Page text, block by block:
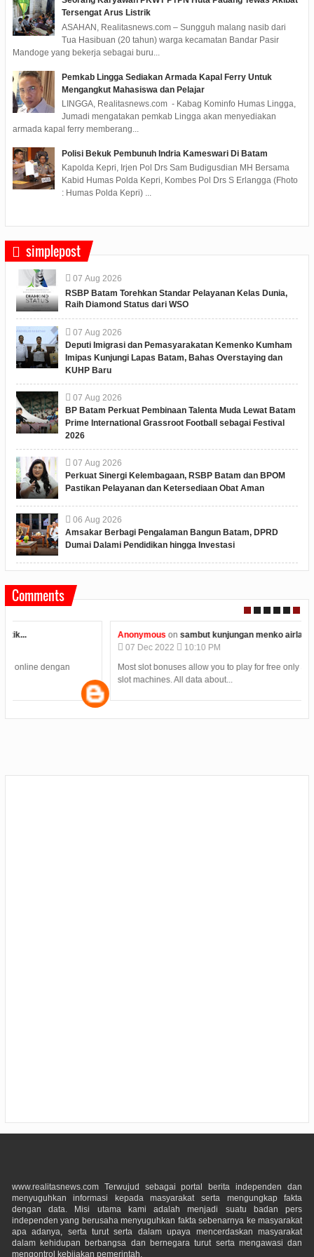
Tersengat Arus Listrik
ASAHAN, Realitasnews.com – Sungguh malang nasib dari
Tua Hasibuan (20 tahun) warga kecamatan Bandar Pasir
Mandoge yang bekerja sebagai buru...
Pemkab Lingga Sediakan Armada Kapal Ferry Untuk
Mengangkut Mahasiswa dan Pelajar
LINGGA, Realitasnews.com - Kabag Kominfo Humas Lingga,
Jumadi mengatakan pemkab Lingga akan menyediakan
armada kapal ferry memberang...
Polisi Bekuk Pembunuh Indria Kameswari Di Batam
Kapolda Kepri, Irjen Pol Drs Sam Budigusdian MH Bersama
Kabid Humas Polda Kepri, Kombes Pol Drs S Erlangga (Fhoto
: Humas Polda Kepri) ...
simplepost
07 Aug 2026
RSBP Batam Torehkan Standar Pelayanan Kelas Dunia,
Raih Diamond Status dari WSO
07 Aug 2026
Deputi Imigrasi dan Pemasyarakatan Kemenko Kumham
Imipas Kunjungi Lapas Batam, Bahas Overstaying dan
KUHP Baru
07 Aug 2026
BP Batam Perkuat Pembinaan Talenta Muda Lewat Batam
Prime International Grassroot Football sebagai Festival
2026
07 Aug 2026
Perkuat Sinergi Kelembagaan, RSBP Batam dan BPOM
Pastikan Pelayanan dan Ketersediaan Obat Aman
06 Aug 2026
Amsakar Berbagi Pengalaman Bangun Batam, DPRD
Dumai Dalami Pendidikan hingga Investasi
Comments
Anonymous
sambut kunjungan menko airlangga rudi...
10:10 PM
Most slot bonuses allow you to play for free only a specific number of
slot machines. All data about...
www.realitasnews.com Terwujud sebagai portal berita independen dan
menyuguhkan informasi kepada masyarakat serta mengungkap fakta
dengan data. Misi utama kami adalah menjadi suatu badan pers
independen yang berusaha menyuguhkan fakta sebenarnya ke masyarakat
apa adanya, serta turut serta dalam upaya mencerdaskan masyarakat
dalam kehidupan berbangsa dan bernegara turut serta mengawasi dan
mengontrol kebijakan pemerintah.